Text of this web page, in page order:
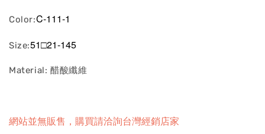
Color:C-111-1
Size:51□21-145
Material: 醋酸纖維
網站並無販售，購買請洽詢台灣經銷店家